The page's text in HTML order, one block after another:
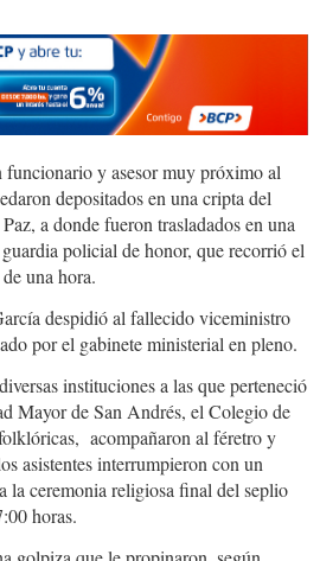
funcionario y asesor muy próximo al
depositados en una cripta del
a donde fueron trasladados en una
policial de honor, que recorrió el
una hora.
despidió al fallecido viceministro
por el gabinete ministerial en pleno.
instituciones a las que perteneció
Mayor de San Andrés, el Colegio de
acompañaron al féretro y
asistentes interrumpieron con un
la ceremonia religiosa final del seplio
horas.